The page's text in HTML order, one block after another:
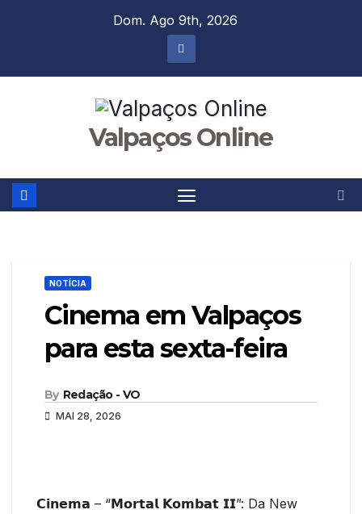
Dom. Ago 9th, 2026
Valpaços Online
NOTÍCIA
Cinema em Valpaços
para esta sexta-feira
By Redação - VO
MAI 28, 2026
𝗖𝗶𝗻𝗲𝗺𝗮 – “𝗠𝗼𝗿𝘁𝗮𝗹 𝗞𝗼𝗺𝗯𝗮𝘁 𝗜𝗜”: Da New